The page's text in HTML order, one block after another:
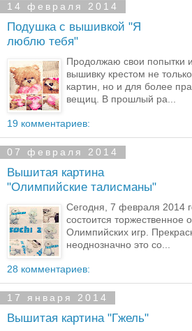
14 февраля 2014
Подушка с вышивкой "Я
люблю тебя"
Продолжаю свои попытки
вышивку крестом не
картин, но и для более
вещиц. В прошлый ра...
19 комментариев:
07 февраля 2014
Вышитая картина
"Олимпийские талисманы"
Сегодня, 7 февраля 2014
состоится торжественное
Олимпийских игр.
неоднозначно это со...
28 комментариев:
17 января 2014
Вышитая картина "Гжель"